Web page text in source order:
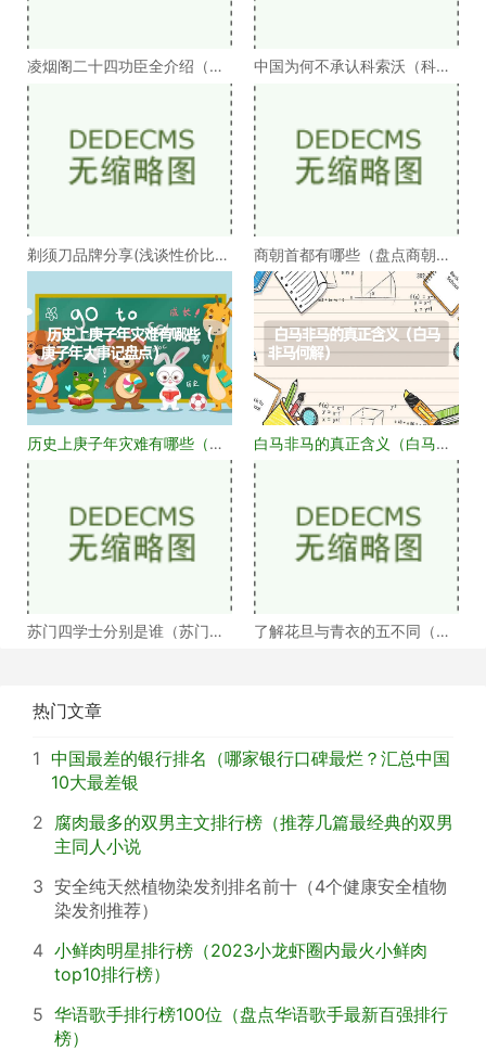
凌烟阁二十四功臣全介绍（凌
烟阁二十四功臣排
中国为何不承认科索沃（科索
沃为何不被承认）
剃须刀品牌分享(浅谈性价比高
的剃须刀品牌）
商朝首都有哪些（盘点商朝的
十几个首都）
历史上庚子年灾难有哪些（庚
子年大事记盘点）
白马非马的真正含义（白马非
马何解）
苏门四学士分别是谁（苏门四
了解花旦与青衣的五不同（浅
热门文章
1 中国最差的银行排名（哪家银行口碑最烂？汇总中国
10大最差银
2
腐肉最多的双男主文排行榜（推荐几篇最经典的双男
主同人小说
3 安全纯天然植物染发剂排名前十（4个健康安全植物
染发剂推荐）
4 小鲜肉明星排行榜（2023小龙虾圈内最火小鲜肉
top10排行榜）
5 华语歌手排行榜100位（盘点华语歌手最新百强排行
榜）